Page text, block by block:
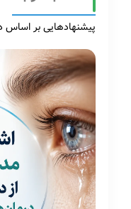
پیشنهادهایی بر اساس